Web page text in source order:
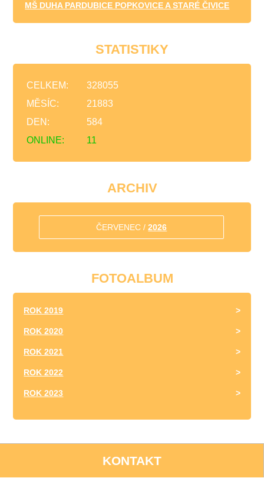
MŠ DUHA PARDUBICE POPKOVICE A STARÉ ČIVICE
STATISTIKY
ONLINE: 11
CELKEM:
328055
MĚSÍC:
21883
DEN:
584
ARCHIV
ČERVENEC /2026
FOTOALBUM
ROK 2019
ROK 2020
ROK 2021
ROK 2022
ROK 2023
KONTAKT